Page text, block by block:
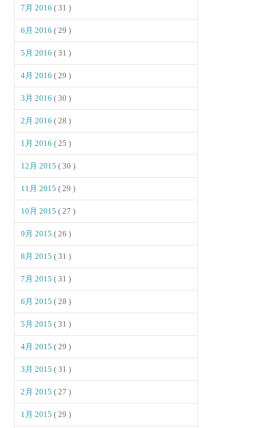
7月 2016( 31 )
6月 2016( 29 )
5月 2016( 31 )
4月 2016( 29 )
3月 2016( 30 )
2月 2016( 28 )
1月 2016( 25 )
12月 2015( 30 )
11月 2015( 29 )
10月 2015( 27 )
9月 2015( 26 )
8月 2015( 31 )
7月 2015( 31 )
6月 2015( 28 )
5月 2015( 31 )
4月 2015( 29 )
3月 2015( 31 )
2月 2015( 27 )
1月 2015( 29 )